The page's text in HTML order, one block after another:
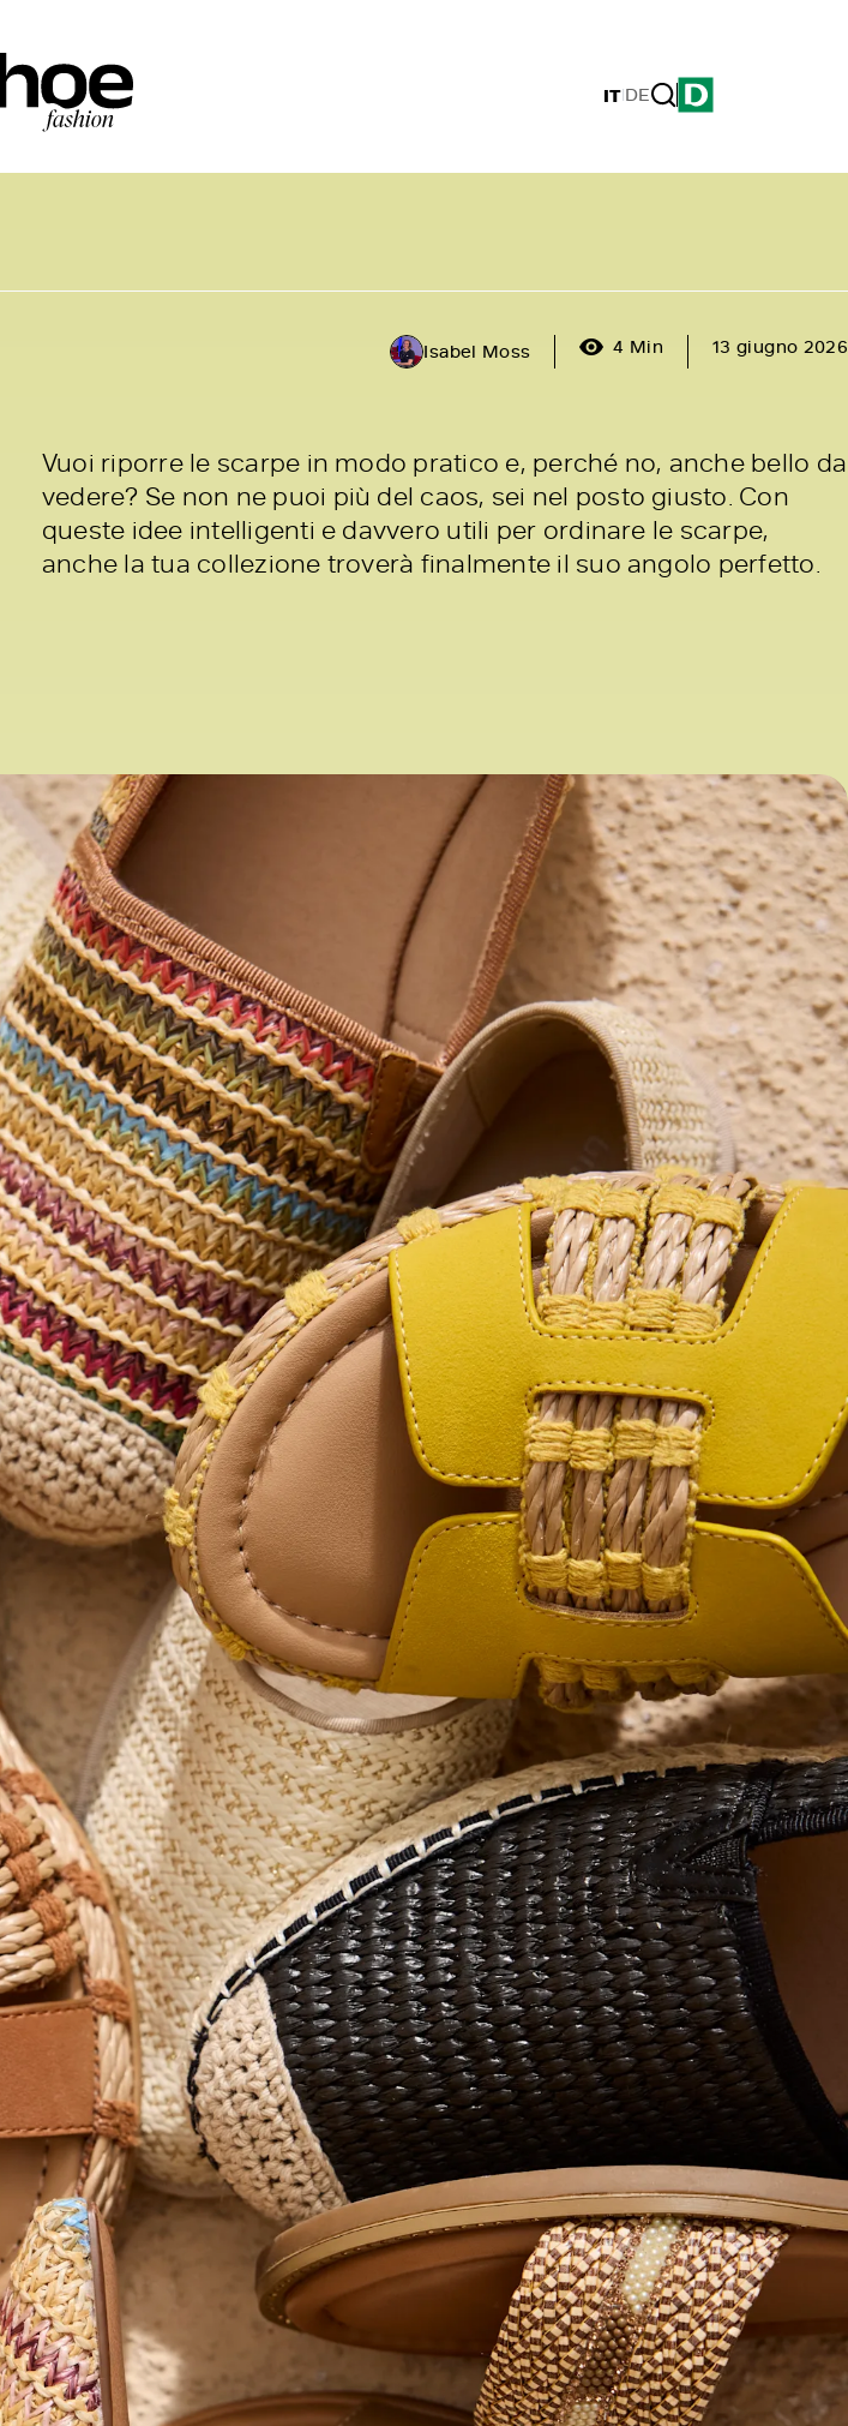
IT|DE
Isabel Moss 4 Min 13 giugno 2026
Vuoi riporre le scarpe in modo pratico e, perché no, anche bello da
vedere? Se non ne puoi più del caos, sei nel posto giusto. Con
queste idee intelligenti e davvero utili per ordinare le scarpe,
anche la tua collezione troverà finalmente il suo angolo perfetto.